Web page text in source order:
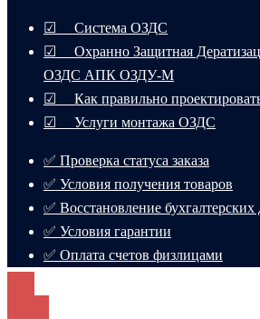
☑ Система ОЗДС
☑ Охранно Защитная
ОЗДС АПК ОЗДУ-М
☑ Как правильно
☑ Услуги монтажа ОЗДС
✅ Проверка статуса заказа
✅ Условия получения товаров
✅ Восстановление бухгалтерских
✅ Условия гарантии
✅ Оплата счетов физлицами